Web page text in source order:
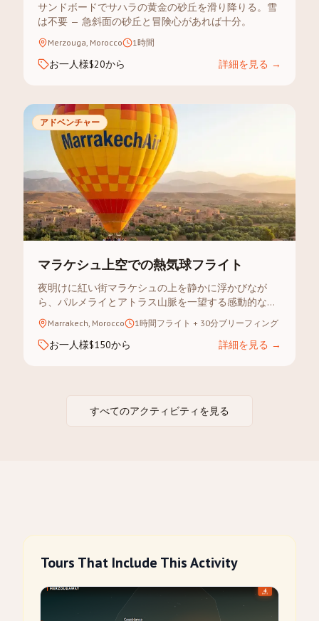
サンドボードでサハラの黄金の砂丘を滑り降りる。雪
は不要 — 急斜面の砂丘と冒険心があれば十分。
Merzouga, Morocco 1時間
お一人様$20から 詳細を見る →
アドベンチャー
マラケシュ上空での熱気球フライト
夜明けに紅い街マラケシュの上を静かに浮かびなが
ら、パルメライとアトラス山脈を一望する感動的な体
験。
Marrakech, Morocco 1時間フライト + 30分ブリーフィング
お一人様$150から 詳細を見る →
すべてのアクティビティを見る
Tours That Include This Activity